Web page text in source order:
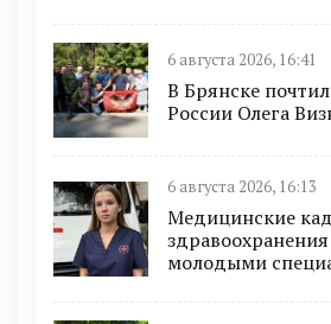
6 августа 2026, 16:41
В Брянске
России Олега
6 августа 2026, 16:13
Медицинские
молодыми